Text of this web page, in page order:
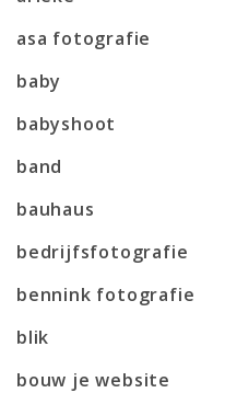
asa fotografie
baby
babyshoot
band
bauhaus
bedrijfsfotografie
bennink fotografie
blik
bouw je website